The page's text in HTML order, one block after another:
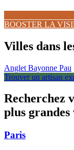
BOOSTER LA
Villes dans
Anglet Bayonne Pau
Trouver un artisan
Recherchez
plus grandes
Paris